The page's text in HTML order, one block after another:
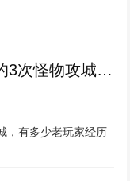
怪物攻城，沸腾全服 最经典的3次怪物攻城，有多少老玩家经历过？
，有多少老玩家经历